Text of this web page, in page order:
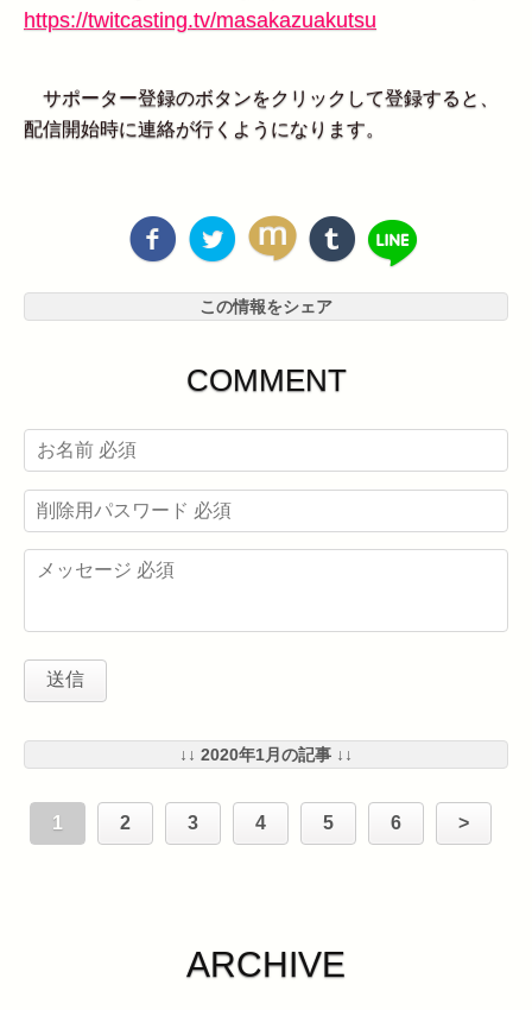
https://twitcasting.tv/masakazuakutsu
サポーター登録のボタンをクリックして登録すると、
配信開始時に連絡が行くようになります。
この情報をシェア
COMMENT
↓↓ 2020年1月の記事 ↓↓
1 2 3 4 5 6 >
ARCHIVE